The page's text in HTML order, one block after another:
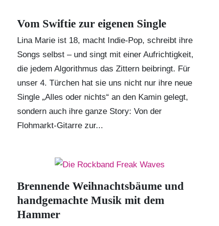
Vom Swiftie zur eigenen Single
Lina Marie ist 18, macht Indie-Pop, schreibt ihre
Songs selbst – und singt mit einer Aufrichtigkeit,
die jedem Algorithmus das Zittern beibringt. Für
unser 4. Türchen hat sie uns nicht nur ihre neue
Single „Alles oder nichts“ an den Kamin gelegt,
sondern auch ihre ganze Story: Von der
Flohmarkt-Gitarre zur...
Brennende Weihnachtsbäume und
handgemachte Musik mit dem
Hammer